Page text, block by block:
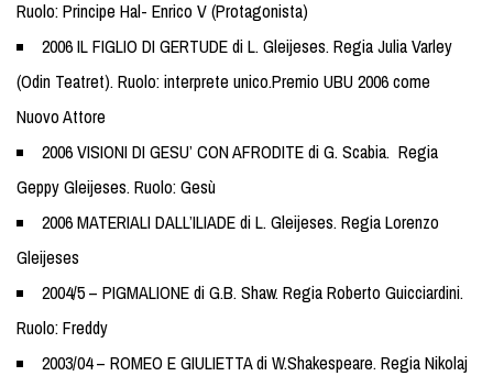
Ruolo: Principe Hal- Enrico V (Protagonista)
2006 IL FIGLIO DI GERTUDE di L. Gleijeses. Regia Julia Varley
(Odin Teatret). Ruolo: interprete unico.Premio UBU 2006 come
Nuovo Attore
2006 VISIONI DI GESU’ CON AFRODITE di G. Scabia. Regia
Geppy Gleijeses. Ruolo: Gesù
2006 MATERIALI DALL’ILIADE di L. Gleijeses. Regia Lorenzo
Gleijeses
2004/5 – PIGMALIONE di G.B. Shaw. Regia Roberto Guicciardini.
Ruolo: Freddy
2003/04 – ROMEO E GIULIETTA di W.Shakespeare. Regia Nikolaj